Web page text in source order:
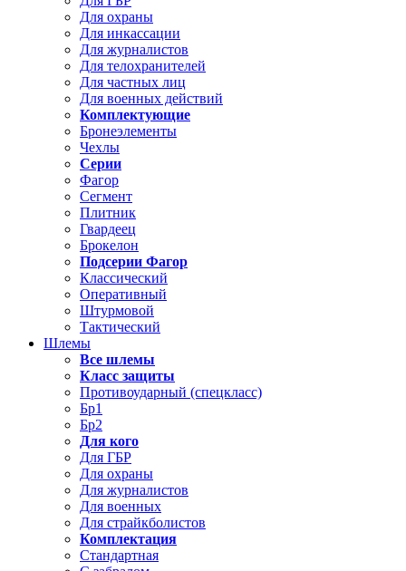
Для охраны
Для инкассации
Для журналистов
Для телохранителей
Для частных лиц
Для военных действий
Комплектующие
Бронеэлементы
Чехлы
Серии
Фагор
Сегмент
Плитник
Гвардеец
Брокелон
Подсерии Фагор
Классический
Оперативный
Штурмовой
Тактический
Шлемы
Все шлемы
Класс защиты
Противоударный (спецкласс)
Бр1
Бр2
Для кого
Для ГБР
Для охраны
Для журналистов
Для военных
Для страйкболистов
Комплектация
Стандартная